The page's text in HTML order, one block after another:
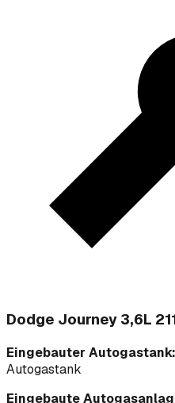
Dodge Journey 3,6L
Eingebauter Autogastank:
Autogastank
Eingebaute